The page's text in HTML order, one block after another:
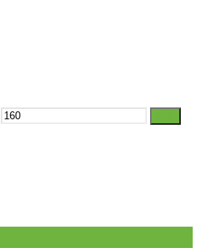
Maximální
cena